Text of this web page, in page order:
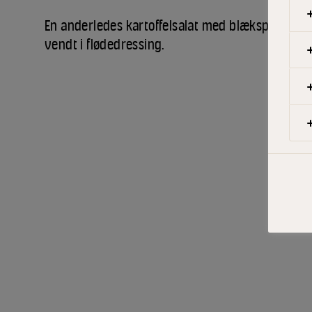
En anderledes kartoffelsalat med blæksprutte og
vendt i flødedressing.